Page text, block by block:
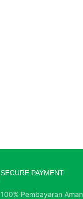
SECURE PAYMENT
100% Pembayaran Aman